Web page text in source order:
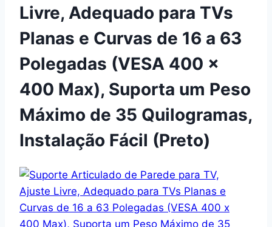
Livre, Adequado para TVs
Planas e Curvas de 16 a 63
Polegadas (VESA 400 x
400 Max), Suporta um Peso
Máximo de 35 Quilogramas,
Instalação Fácil (Preto)